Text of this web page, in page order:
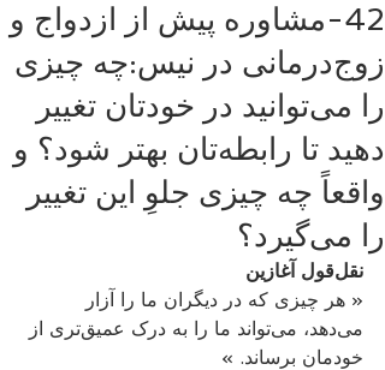
42-مشاوره پیش از ازدواج و
زوج‌درمانی در نیس:چه چیزی
را می‌توانید در خودتان تغییر
دهید تا رابطه‌تان بهتر شود؟ و
واقعاً چه چیزی جلوِ این تغییر
را می‌گیرد؟
نقل‌قول آغازین
« هر چیزی که در دیگران ما را آزار
می‌دهد، می‌تواند ما را به درک عمیق‌تری از
خودمان برساند. »